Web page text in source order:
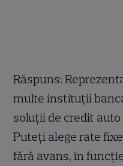
Răspuns:
multe instituții
soluții de credit
Puteți alege rate
fără avans, în